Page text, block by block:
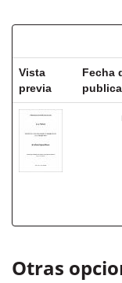
Vista
previa
Fecha
Otras